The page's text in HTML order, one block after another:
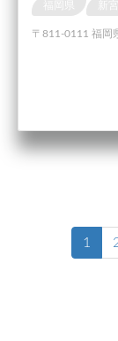
〒811-0111 福岡
1